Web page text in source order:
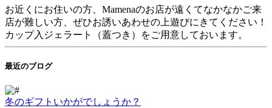
お近くにお住いの方、Mamenaのお店が遠くてなかなかご来
店が難しい方、ぜひお誘いあわせの上遊びにきてください！
カップ入ジェラート（蓋つき）をご用意しておいます。
最近のブログ
冬のギフトいかがでしょうか？